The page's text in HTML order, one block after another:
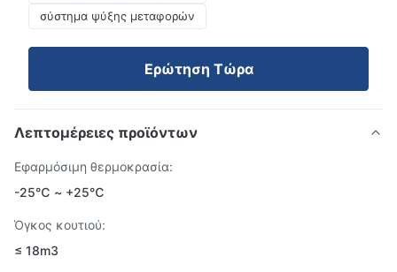
σύστημα ψύξης μεταφορών
Ερώτηση Τώρα
Λεπτομέρειες προϊόντων
Εφαρμόσιμη θερμοκρασία:
-25℃ ~ +25℃
Όγκος κουτιού:
≤ 18m3